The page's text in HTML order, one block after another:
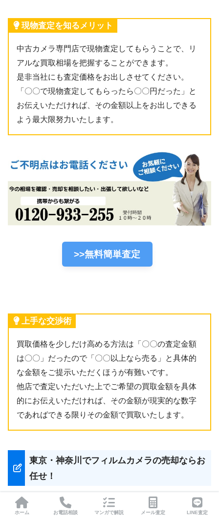
現物査定を知るメリット
中古カメラ専門店で現物査定してもらうことで、リ
アルな買取相場を把握することができます。
是非当社にも査定価格をお出しさせてください。
「〇〇で現物査定してもらったら〇〇円だった」と
お伝えいただければ、その金額以上をお出しできる
よう最大限努力いたします。
>>無料簡単査定
上手な交渉術
買取価格を少しだけ高める方法は「〇〇の査定金額
は〇〇」だったので「〇〇以上なら売る」と具体的
な金額をご提示いただくほうが有難いです。
他店で査定いただいた上でご希望の買取金額を具体
的にお伝えいただければ、その金額が現実的な数字
であればできる限りその金額で買取いたします。
東京・神奈川でフィルムカメラの売却ならお
任せ！
ホーム お電話相談 マンガで解説 メール査定 LINE査定